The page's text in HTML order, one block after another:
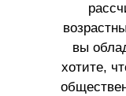
вы
хотите,